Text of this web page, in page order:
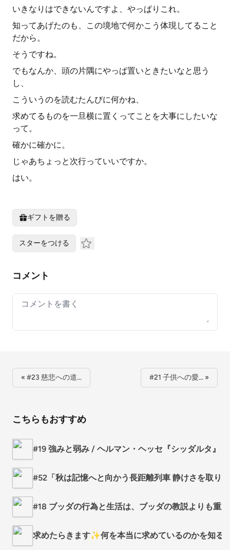
いきなりはできないんですよ、やっぱりこれ。
知ってあげたのも、この境地で何かこう体現してること
だから。
そうですね。
でもなんか、頭の片隅にやっぱ置いときたいなと思う
し、
こういうのを読むたんびに何かね、
求めてるものを一旦横に置くってことを大事にしたいな
って。
確かに確かに。
じゃあちょっと次行っていいですか。
はい。
ギフトを贈る
スターをつける
コメント
Your comment
« #23 慈悲への道… #21 子供への愛… »
こちらもおすすめ
#19 強みと弱み / ヘルマン・ヘッセ『シッダルタ』
#52「秋は記憶へと向かう長距離列車 静けさを取り
#18 ブッダの行為と生活は、ブッダの教説よりも
求めたらきます✨何を本当に求めているのかを知る